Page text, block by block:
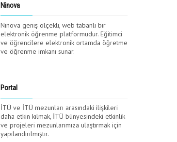
Ninova
Ninova geniş ölçekli, web tabanlı bir
elektronik öğrenme platformudur. Eğitimci
ve öğrencilere elektronik ortamda öğretme
ve öğrenme imkanı sunar.
Portal
İTÜ ve İTÜ mezunları arasındaki ilişkileri
daha etkin kılmak, İTÜ bünyesindeki etkinlik
ve projeleri mezunlarımıza ulaştırmak için
yapılandırılmıştır.